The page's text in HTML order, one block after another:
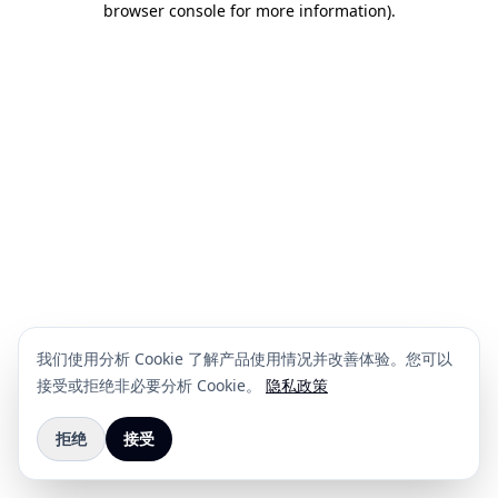
browser console for more information).
我们使用分析 Cookie 了解产品使用情况并改善体验。您可以
接受或拒绝非必要分析 Cookie。
隐私政策
拒绝 接受